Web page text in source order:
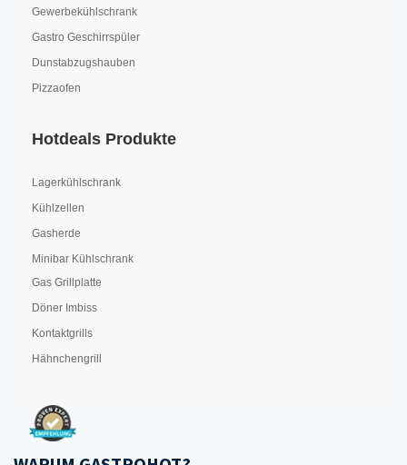
Gewerbekühlschrank
Gastro Geschirrspüler
Dunstabzugshauben
Pizzaofen
Hotdeals Produkte
Lagerkühlschrank
Kühlzellen
Gasherde
Minibar Kühlschrank
Gas Grillplatte
Döner Imbiss
Kontaktgrills
Hähnchengrill